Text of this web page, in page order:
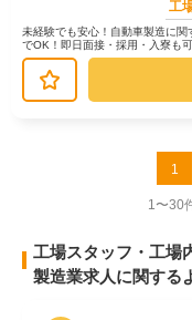
工
未経験でも安心！自動車製造に
でOK！即日面接・採用・入寮も
験者多数活躍中！20代〜50代の...
1
1〜30
工場スタッフ・工場
製造業求人に関する